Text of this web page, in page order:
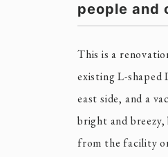
people and
This is a
existing L-shaped
east side, and a
bright and
from the facility